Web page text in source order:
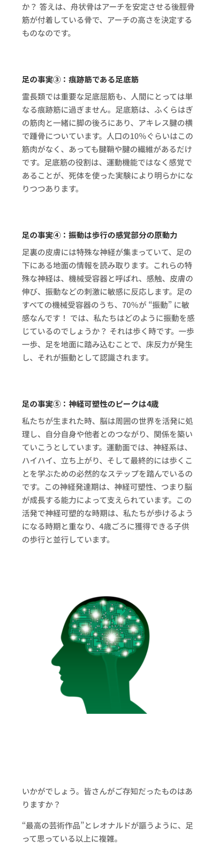
か？ 答えは、舟状骨はアーチを安定させる後脛骨
筋が付着している骨で、アーチの高さを決定する
ものなのです。
足の事実③：痕跡筋である足底筋
霊長類では重要な足底屈筋も、人間にとっては単
なる痕跡筋に過ぎません。足底筋は、ふくらはぎ
の筋肉と一緒に脚の後ろにあり、アキレス腱の横
で踵骨についています。人口の10％ぐらいはこの
筋肉がなく、あっても腱鞘や腱の繊維があるだけ
です。足底筋の役割は、運動機能ではなく感覚で
あることが、死体を使った実験により明らかにな
りつつあります。
足の事実④：振動は歩行の感覚部分の原動力
足裏の皮膚には特殊な神経が集まっていて、足の
下にある地面の情報を読み取ります。これらの特
殊な神経は、機械受容器と呼ばれ、感触、皮膚の
伸び、振動などの刺激に敏感に反応します。足の
すべての機械受容器のうち、70％が “振動” に敏
感なんです！ では、私たちはどのように振動を感
じているのでしょうか？ それは歩く時です。一歩
一歩、足を地面に踏み込むことで、床反力が発生
し、それが振動として認識されます。
足の事実⑤：神経可塑性のピークは4歳
私たちが生まれた時、脳は周囲の世界を活発に処
理し、自分自身や他者とのつながり、関係を築い
ていこうとしています。運動面では、神経系は、
ハイハイ、立ち上がり、そして最終的には歩くこ
とを学ぶための必然的なステップを踏んでいるの
です。この神経発達期は、神経可塑性、つまり脳
が成長する能力によって支えられています。この
活発で神経可塑的な時期は、私たちが歩けるよう
になる時期と重なり、4歳ごろに獲得できる子供
の歩行と並行しています。
いかがでしょう。皆さんがご存知だったものはあ
りますか？
“最高の芸術作品”とレオナルドが謳うように、足
って思っている以上に複雑。